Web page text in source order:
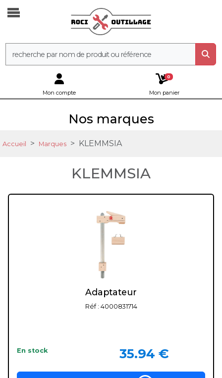
Mon compte
0
Mon panier
Nos marques
Accueil Marques KLEMMSIA
KLEMMSIA
Adaptateur
Réf : 4000831714
En stock 35.94 €